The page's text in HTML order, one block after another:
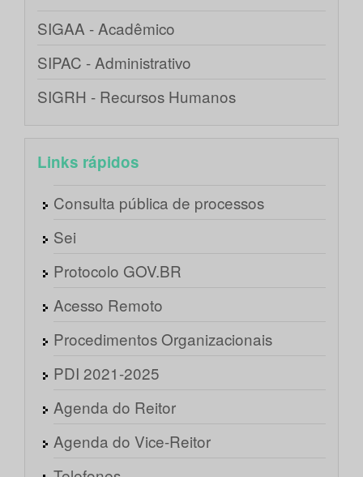
SIGAA - Acadêmico
SIPAC - Administrativo
SIGRH - Recursos Humanos
Links rápidos
Consulta pública de processos
Sei
Protocolo GOV.BR
Acesso Remoto
Procedimentos Organizacionais
PDI 2021-2025
Agenda do Reitor
Agenda do Vice-Reitor